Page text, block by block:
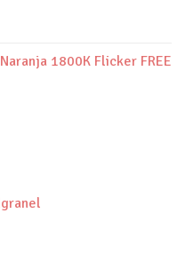
1800K Flicker FREE